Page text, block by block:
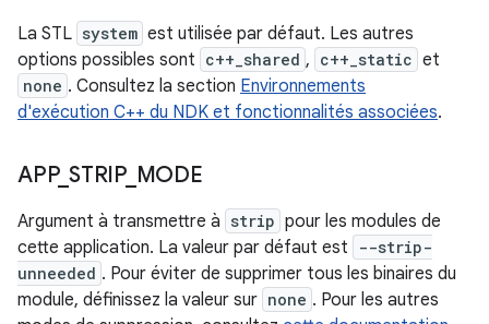
La STL system est utilisée par défaut. Les autres
options possibles sont c++_shared , c++_static et
none . Consultez la section Environnements
d'exécution C++ du NDK et fonctionnalités associées.
APP_ STRIP_ MODE
Argument à transmettre à strip pour les modules de
cette application. La valeur par défaut est
--strip-
unneeded . Pour éviter de supprimer tous les binaires du
module, définissez la valeur sur none . Pour les autres